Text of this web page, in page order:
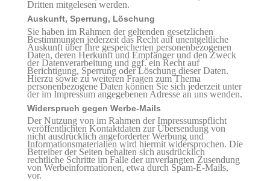
Dritten mitgelesen werden.
Auskunft, Sperrung, Löschung
Sie haben im Rahmen der geltenden gesetzlichen
Bestimmungen jederzeit das Recht auf unentgeltliche
Auskunft über Ihre gespeicherten personenbezogenen
Daten, deren Herkunft und Empfänger und den Zweck
der Datenverarbeitung und ggf. ein Recht auf
Berichtigung, Sperrung oder Löschung dieser Daten.
Hierzu sowie zu weiteren Fragen zum Thema
personenbezogene Daten können Sie sich jederzeit unter
der im Impressum angegebenen Adresse an uns wenden.
Widerspruch gegen Werbe-Mails
Der Nutzung von im Rahmen der Impressumspflicht
veröffentlichten Kontaktdaten zur Übersendung von
nicht ausdrücklich angeforderter Werbung und
Informationsmaterialien wird hiermit widersprochen. Die
Betreiber der Seiten behalten sich ausdrücklich
rechtliche Schritte im Falle der unverlangten Zusendung
von Werbeinformationen, etwa durch Spam-E-Mails,
vor.